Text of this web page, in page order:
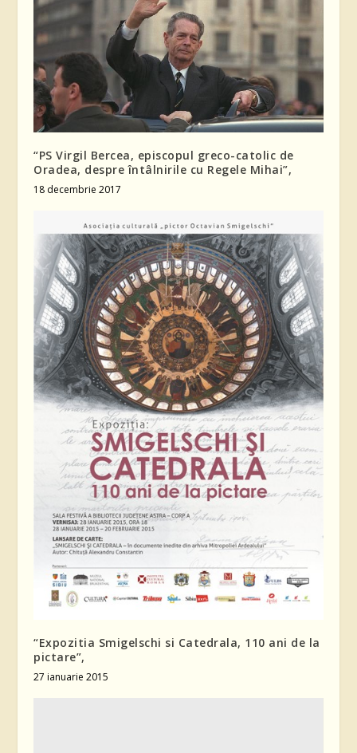
“PS Virgil Bercea, episcopul greco-catolic de
Oradea, despre întâlnirile cu Regele Mihai”,
18 decembrie 2017
“Expozitia Smigelschi si Catedrala, 110 ani de la
pictare”,
27 ianuarie 2015